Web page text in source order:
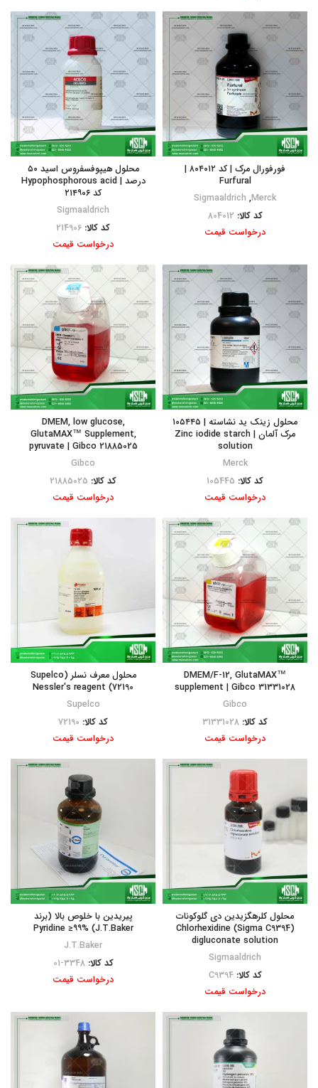
فورفورال مرک | کد ۸۰۴۰۱۲ |
Furfural
Merck
,
Sigmaaldrich
کد کالا: 804012
درخواست قیمت
محلول هیپوفسفروس اسید ۵۰
درصد | Hypophosphorous acid
کد ۲۱۴۹۰۶
Sigmaaldrich
کد کالا: 214906
درخواست قیمت
محلول زینک ید نشاسته | ۱۰۵۴۴۵
مرک آلمان | Zinc iodide starch
solution
Merck
کد کالا: 105445
درخواست قیمت
DMEM, low glucose,
GlutaMAX™ Supplement,
pyruvate | Gibco 21885025
Gibco
کد کالا: 21885025
درخواست قیمت
DMEM/F-12, GlutaMAX™
supplement | Gibco 31331028
Gibco
کد کالا: 31331028
درخواست قیمت
محلول معرف نسلر (Supelco
72190) Nessler′s reagent
Supelco
کد کالا: 72190
درخواست قیمت
محلول کلرهگزیدین دی گلوکونات
(Sigma C9394) Chlorhexidine
digluconate solution
Sigmaaldrich
کد کالا:C9394
درخواست قیمت
پیریدین با خلوص بالا (برند
J.T.Baker) Pyridine ≥۹۹%
J.T.Baker
کد کالا:3348-01
درخواست قیمت